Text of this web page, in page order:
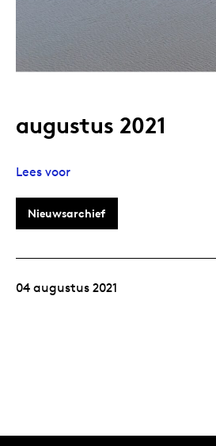
04 augustus 2021
augustus 2021
Lees voor
Nieuwsarchief